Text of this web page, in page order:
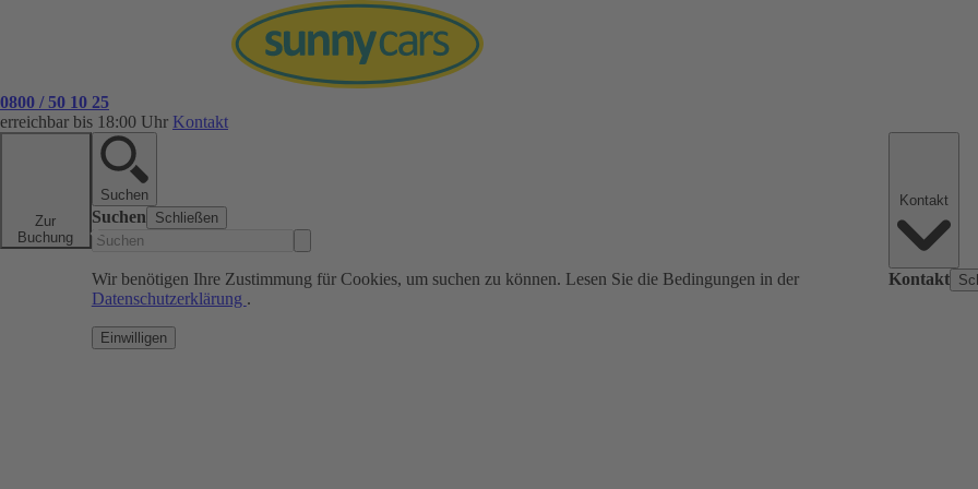
0800 / 50 10 25
erreichbar bis 18:00 Uhr Kontakt
Zur
Buchung
Suchen
Suchen Schließen
Wir benötigen Ihre Zustimmung für Cookies, um suchen zu können. Lesen Sie die Bedingungen in der
Datenschutzerklärung .
Einwilligen
Kontakt